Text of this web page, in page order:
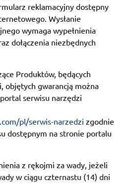
reklamacyjny dostępny
Wysłanie
wymaga wypełnienia
dołączenia niezbędnych
Produktów, będących
objętych gwarancją można
serwisu narzędzi
pl/serwis-narzedzi zgodnie
dostępnym na stronie portalu
z rękojmi za wady, jeżeli
w ciągu czternastu (14) dni